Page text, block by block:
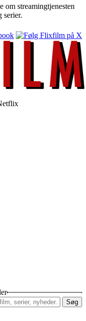
om streamingtjenesten
serier.
Søg